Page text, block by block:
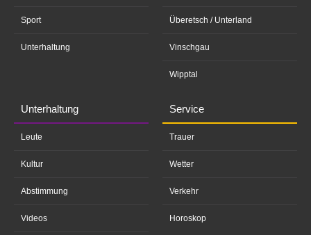
Sport
Unterhaltung
Überetsch / Unterland
Vinschgau
Wipptal
Unterhaltung
Leute
Kultur
Abstimmung
Videos
Service
Trauer
Wetter
Verkehr
Horoskop